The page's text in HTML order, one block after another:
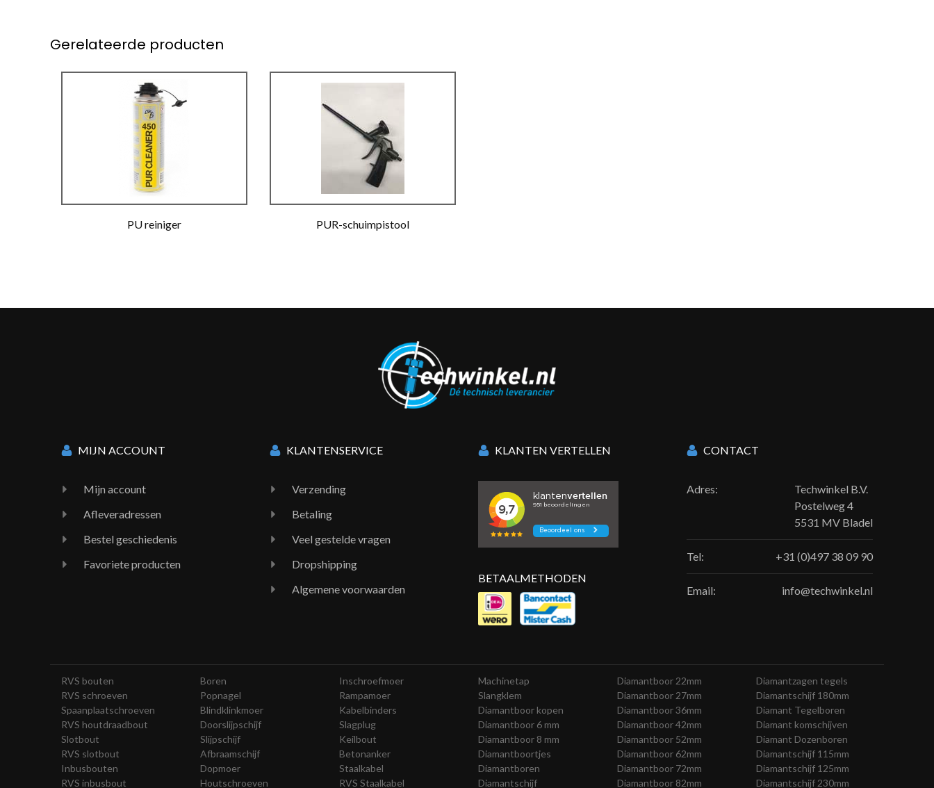
Gerelateerde producten
PU reiniger PUR-schuimpistool
MIJN ACCOUNT
Mijn account
Afleveradressen
Bestel geschiedenis
Favoriete producten
KLANTENSERVICE
Verzending
Betaling
Veel gestelde vragen
Dropshipping
Algemene voorwaarden
KLANTEN VERTELLEN
BETAALMETHODEN
CONTACT
Adres:
Techwinkel B.V.
Postelweg 4
5531 MV Bladel
Tel: +31 (0)497 38 09 90
Email: info@techwinkel.nl
RVS bouten
RVS schroeven
Spaanplaatschroeven
RVS houtdraadbout
Slotbout
RVS slotbout
Inbusbouten
RVS inbusbout
Boren
Popnagel
Blindklinkmoer
Doorslijpschijf
Slijpschijf
Afbraamschijf
Dopmoer
Houtschroeven
Inschroefmoer
Rampamoer
Kabelbinders
Slagplug
Keilbout
Betonanker
Staalkabel
RVS Staalkabel
Machinetap
Slangklem
Diamantboor kopen
Diamantboor 6 mm
Diamantboor 8 mm
Diamantboortjes
Diamantboren
Diamantschijf
Diamantboor 22mm
Diamantboor 27mm
Diamantboor 36mm
Diamantboor 42mm
Diamantboor 52mm
Diamantboor 62mm
Diamantboor 72mm
Diamantboor 82mm
Diamantzagen tegels
Diamantschijf 180mm
Diamant Tegelboren
Diamant komschijven
Diamant Dozenboren
Diamantschijf 115mm
Diamantschijf 125mm
Diamantschijf 230mm